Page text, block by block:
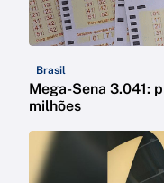
Brasil
Mega-Sena 3.041:
milhões